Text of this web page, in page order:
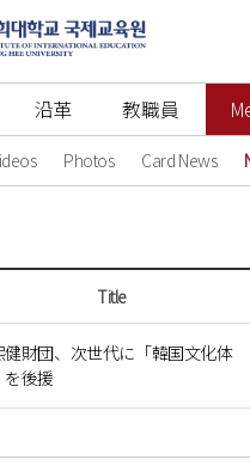
沿革 教職員
Photos Card News
Title
健財団、次世代に「韓国文化体
を後援